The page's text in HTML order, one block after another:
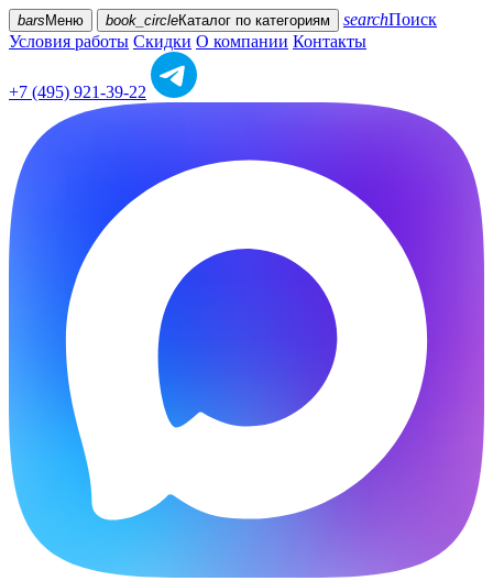
bars Меню book_circleКаталог по категориям searchПоиск
Условия работы Скидки О компании Контакты
+7 (495) 921-39-22